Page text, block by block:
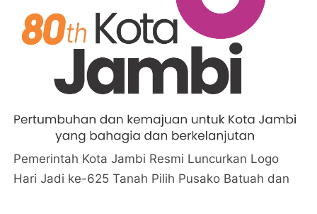
Pemerintah Kota Jambi Resmi Luncurkan Logo
Hari Jadi ke-625 Tanah Pilih Pusako Batuah dan